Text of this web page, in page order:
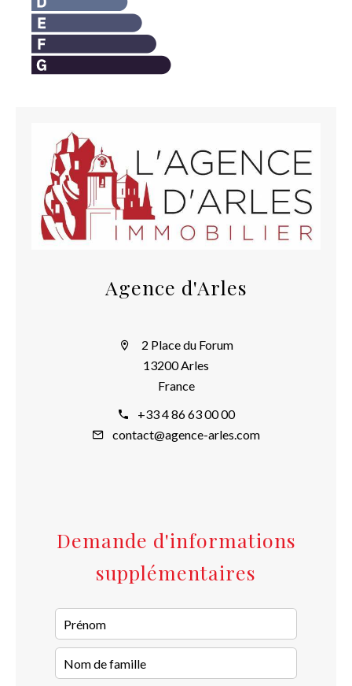
Agence d'Arles
2 Place du Forum
13200 Arles
France
+33 4 86 63 00 00
contact@agence-arles.com
Demande d'informations
supplémentaires